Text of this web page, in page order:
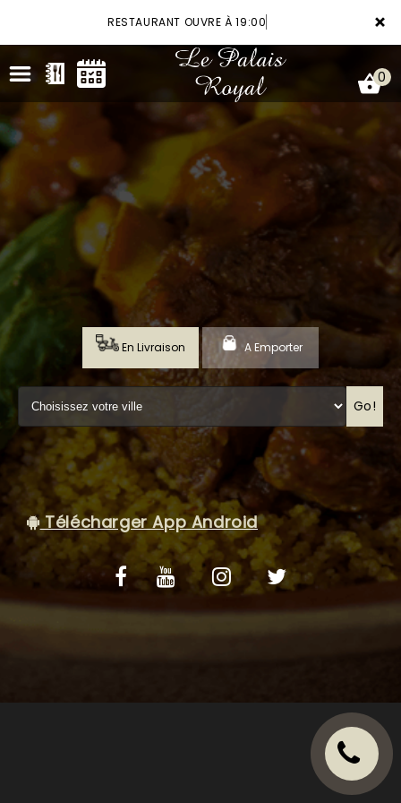
×
RESTAURANT OUVRE À 19:00
ACCUEIL
LA CARTE
VOTRE COMPTE
RÉSERVATION
NOTRE RESTAURANT
VOS AVIS
MENTIONS LÉGALES
C.G.V
0
En Livraison A Emporter
Go!
Télécharger App Android